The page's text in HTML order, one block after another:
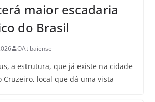
maior escadaria
do Brasil
OAtibaiense
a estrutura, que já existe na cidade
Cruzeiro, local que dá uma vista